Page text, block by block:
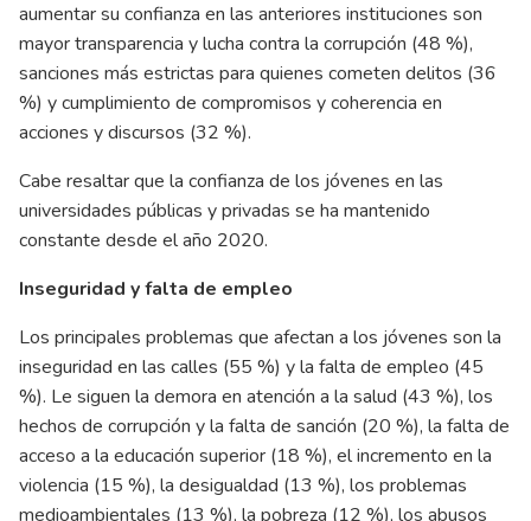
aumentar su confianza en las anteriores instituciones son
mayor transparencia y lucha contra la corrupción (48 %),
sanciones más estrictas para quienes cometen delitos (36
%) y cumplimiento de compromisos y coherencia en
acciones y discursos (32 %).
Cabe resaltar que la confianza de los jóvenes en las
universidades públicas y privadas se ha mantenido
constante desde el año 2020.
Inseguridad y falta de empleo
Los principales problemas que afectan a los jóvenes son la
inseguridad en las calles (55 %) y la falta de empleo (45
%). Le siguen la demora en atención a la salud (43 %), los
hechos de corrupción y la falta de sanción (20 %), la falta de
acceso a la educación superior (18 %), el incremento en la
violencia (15 %), la desigualdad (13 %), los problemas
medioambientales (13 %), la pobreza (12 %), los abusos